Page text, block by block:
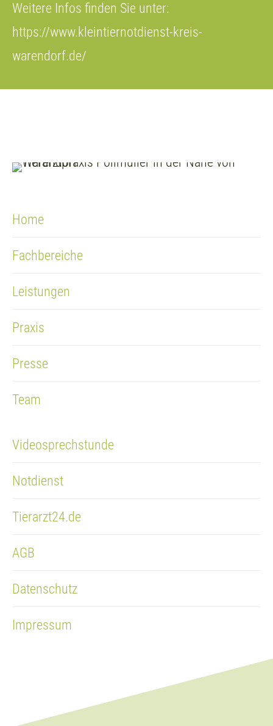
Weitere Infos finden Sie unter:
https://www.kleintiernotdienst-kreis-
warendorf.de/
Home
Fachbereiche
Leistungen
Praxis
Presse
Team
Videosprechstunde
Notdienst
Tierarzt24.de
AGB
Datenschutz
Impressum